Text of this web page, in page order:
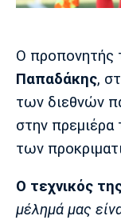
Cine Spot
Running
Media
Παρασκήνιο
Ιωνικός
Ο προπονητής
Παπαδάκης,
των διεθνών
στην
των
Ο τεχνικός
μέλημά μας